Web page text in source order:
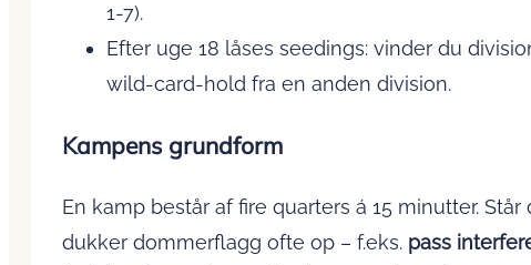
1-7).
Efter uge 18 låses seedings: vinder du
wild-card-hold fra en anden division.
Kampens grundform
En kamp består af fire quarters á 15 minutter.
dukker dommerflagg ofte op – f.eks. pass